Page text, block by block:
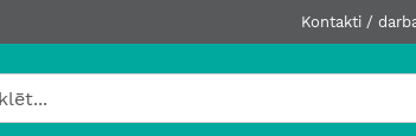
Kontakti /